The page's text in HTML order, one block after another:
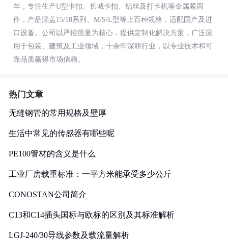
年，专注生产U型卡扣、长城卡扣、铝丝及打卡机等金属紧固
件，产品涵盖15/18系列、M/S/L型等上百种规格，适配国产及进
口设备。公司以严控质量为核心，提供定制化解决方案，广泛应
用于包装、建筑及工业领域，十余年深耕行业，以专业技术和可
靠品质赢得市场信赖。
热门文章
无缝钢管的常用规格及壁厚
生活中常见的传感器有哪些呢
PE100管材的含义是什么
工业厂房载重标准：一平方米能承受多少公斤
CONOSTAN公司简介
C13和C14插头国标与欧标的区别及其标准解析
LGJ-240/30导线参数及载流量解析